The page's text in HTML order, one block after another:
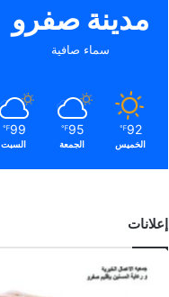
مدينة صفرو
سماء صافية
92
℉
الخميس
95
℉
الجمعة
99
℉
السبت
إعلانات